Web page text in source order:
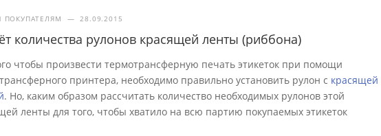
ПОКУПАТЕЛЯМ — 28.09.2015
количества рулонов красящей ленты (риббона)
чтобы произвести термотрансферную печать этикеток при помощи
принтера, необходимо правильно установить рулон с красящей
. Но, каким образом рассчитать количество необходимых рулонов этой
ленты для того, чтобы хватило на всю партию покупаемых этикеток